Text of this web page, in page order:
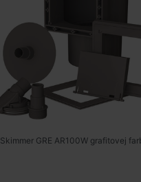
Skimmer GRE AR100W grafitovej